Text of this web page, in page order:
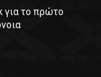
για το πρώτο